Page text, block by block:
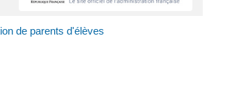
de parents d'élèves